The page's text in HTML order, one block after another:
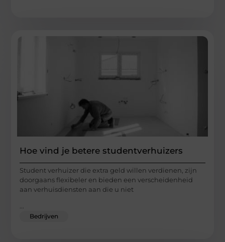
Hoe vind je betere studentverhuizers
Student verhuizer die extra geld willen verdienen, zijn
doorgaans flexibeler en bieden een verscheidenheid
aan verhuisdiensten aan die u niet
...
Bedrijven